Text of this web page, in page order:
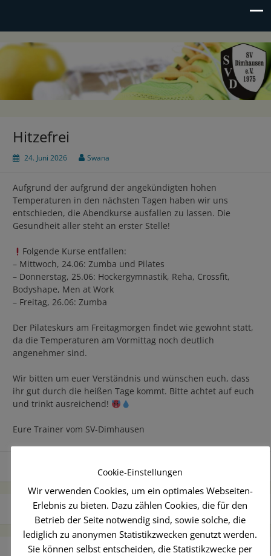
SV Dimhausen e.V.
Sportverein seit 1975
Hitzefrei
24. Juni 2026 Swana
Aufgrund der aufgrund der angekündigten hohen
Temperaturen in den nächsten Tagen haben wir uns
entschieden, die Abendkurse ausfallen zu lassen. Die
Gesundheit aller steht an erster Stelle!
Folgende Kurse entfallen:
– Mittwoch, 24.06: Zumba und Pilates
– Donnerstag, 25.06: Hockergymnastik, Reha, Crossfit,
Bodyshape, Men at Work
– Freitag, 26.06: Zumba
Der Pilateskurs am Freitagmorgen findet wie gewohnt statt,
da die Temperaturen am Vormittag noch deutlich
angenehmer sind.
Wir bitten um euer Verständnis und wünschen euch, dass
ihr gut durch die heißen Tage kommt. Bitte achtet auf euch
und trinkt ausreichend!
Eure Trainer vom SV-Dimhausen
Beitragsnavigation
Schützenfestwoche
Cookie-Einstellungen
Wir verwenden Cookies, um ein optimales Webseiten-
Erlebnis zu bieten. Dazu zählen Cookies, die für den
Betrieb der Seite notwendig sind, sowie solche, die
lediglich zu anonymen Statistikzwecken genutzt werden.
Sie können selbst entscheiden, die Statistikzwecke per